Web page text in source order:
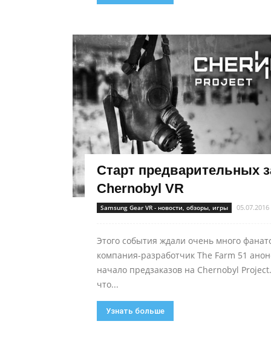
Старт предварительных
Chernobyl VR
Samsung Gear VR - новости, обзоры, игры 05.07.2016
Этого события ждали очень много
компания-разработчик The Farm 51
начало предзаказов на Chernobyl
что...
Узнать больше